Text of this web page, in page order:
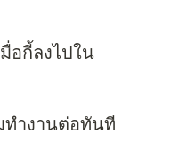
อกี้ลงไปใน
ทำงานต่อทันที